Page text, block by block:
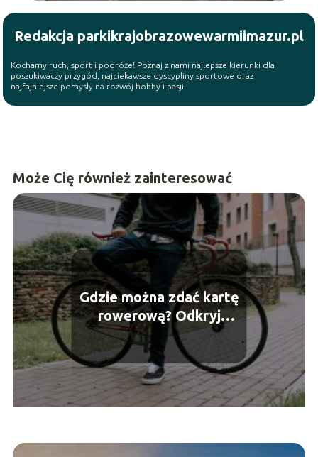
Redakcja parkikrajobrazowewarmiimazur.pl
Kochamy ruch, sport i podróże! Poznaj z nami najlepsze kierunki dla
poszukiwaczy przygód, najciekawsze dyscypliny sportowe oraz
najfajniejsze pomysły na rozwój hobby i pasji!
Może Cię również zainteresować
Gdzie można zdać kartę
rowerową? Odkryj
miejsca, w których
możesz uzyskać
uprawnienia rowerowe!